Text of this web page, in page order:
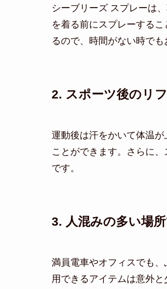
シーブリーズ スプレーは
を着る前にスプレーする
るので、時間がない時でも
2. スポーツ後のリ
運動後は汗をかいて体温
ことができます。さらに
です。
3. 人混みの多い場
満員電車やオフィスでも
用できるアイテムは意外